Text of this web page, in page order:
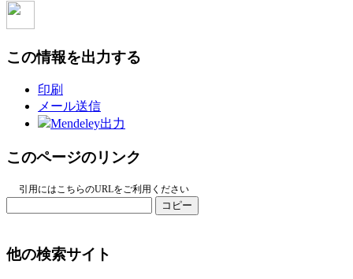
この情報を出力する
印刷
メール送信
Mendeley出力
このページのリンク
引用にはこちらのURLをご利用ください
コピー
他の検索サイト